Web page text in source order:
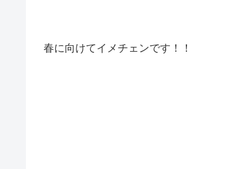
春に向けてイメチェンです！！